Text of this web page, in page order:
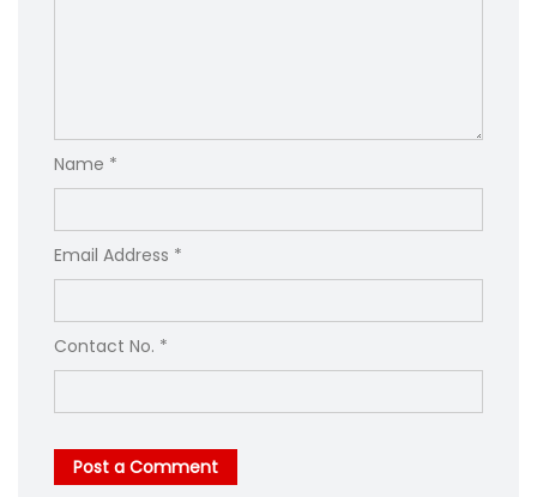
Name *
Email Address *
Contact No. *
Post a Comment